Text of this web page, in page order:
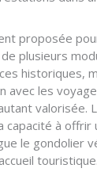
proposée
plusieurs
historiques,
avec les
valorisée.
capacité à
le gondolier
touristique.